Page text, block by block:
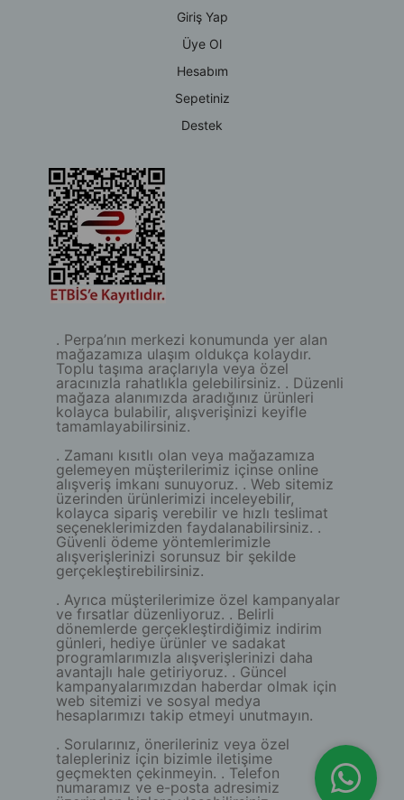
Giriş Yap
Üye Ol
Hesabım
Sepetiniz
Destek
. Perpa’nın merkezi konumunda yer alan
mağazamıza ulaşım oldukça kolaydır.
Toplu taşıma araçlarıyla veya özel
aracınızla rahatlıkla gelebilirsiniz. . Düzenli
mağaza alanımızda aradığınız ürünleri
kolayca bulabilir, alışverişinizi keyifle
tamamlayabilirsiniz.
. Zamanı kısıtlı olan veya mağazamıza
gelemeyen müşterilerimiz içinse online
alışveriş imkanı sunuyoruz. . Web sitemiz
üzerinden ürünlerimizi inceleyebilir,
kolayca sipariş verebilir ve hızlı teslimat
seçeneklerimizden faydalanabilirsiniz. .
Güvenli ödeme yöntemlerimizle
alışverişlerinizi sorunsuz bir şekilde
gerçekleştirebilirsiniz.
. Ayrıca müşterilerimize özel kampanyalar
ve fırsatlar düzenliyoruz. . Belirli
dönemlerde gerçekleştirdiğimiz indirim
günleri, hediye ürünler ve sadakat
programlarımızla alışverişlerinizi daha
avantajlı hale getiriyoruz. . Güncel
kampanyalarımızdan haberdar olmak için
web sitemizi ve sosyal medya
hesaplarımızı takip etmeyi unutmayın.
. Sorularınız, önerileriniz veya özel
talepleriniz için bizimle iletişime
geçmekten çekinmeyin. . Telefon
numaramız ve e-posta adresimiz